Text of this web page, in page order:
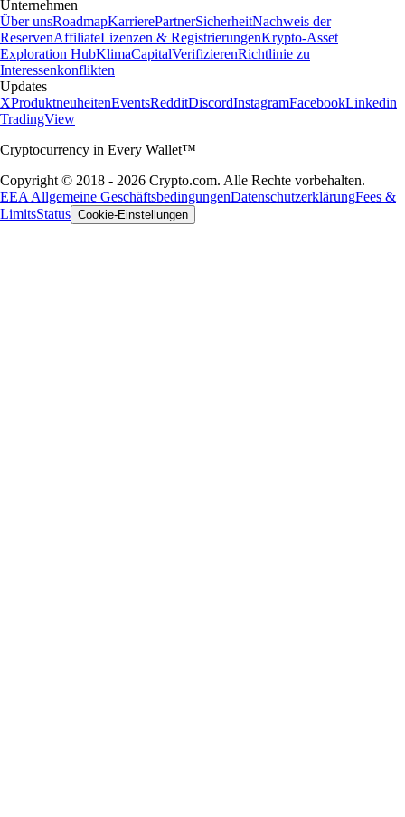
Unternehmen
Über unsRoadmapKarrierePartnerSicherheitNachweis der
ReservenAffiliateLizenzen & RegistrierungenKrypto-Asset
Exploration HubKlimaCapitalVerifizierenRichtlinie zu
Interessenkonflikten
Updates
XProduktneuheitenEventsRedditDiscordInstagramFacebookLinkedin
TradingView
Cryptocurrency in Every Wallet™
Copyright © 2018 - 2026 Crypto.com. Alle Rechte vorbehalten.
EEA Allgemeine GeschäftsbedingungenDatenschutzerklärungFees &
LimitsStatus Cookie-Einstellungen